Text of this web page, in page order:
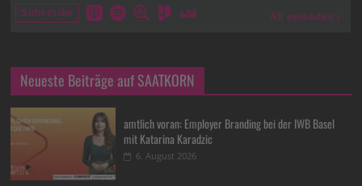
Neueste Beiträge auf SAATKORN
amtlich voran: Employer Branding bei der IWB Basel
mit Katarina Karadzic
6. August 2026